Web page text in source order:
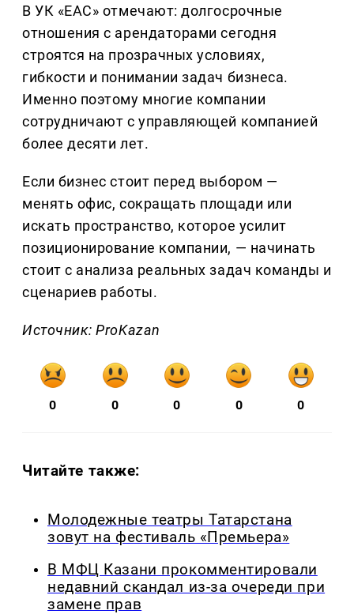
В УК «ЕАС» отмечают: долгосрочные
отношения с арендаторами сегодня
строятся на прозрачных условиях,
гибкости и понимании задач бизнеса.
Именно поэтому многие компании
сотрудничают с управляющей компанией
более десяти лет.
Если бизнес стоит перед выбором —
менять офис, сокращать площади или
искать пространство, которое усилит
позиционирование компании, — начинать
стоит с анализа реальных задач команды и
сценариев работы.
Источник: ProKazan
0 0 0 0 0
Читайте также:
Молодежные театры Татарстана
зовут на фестиваль «Премьера»
В МФЦ Казани прокомментировали
недавний скандал из-за очереди при
замене прав